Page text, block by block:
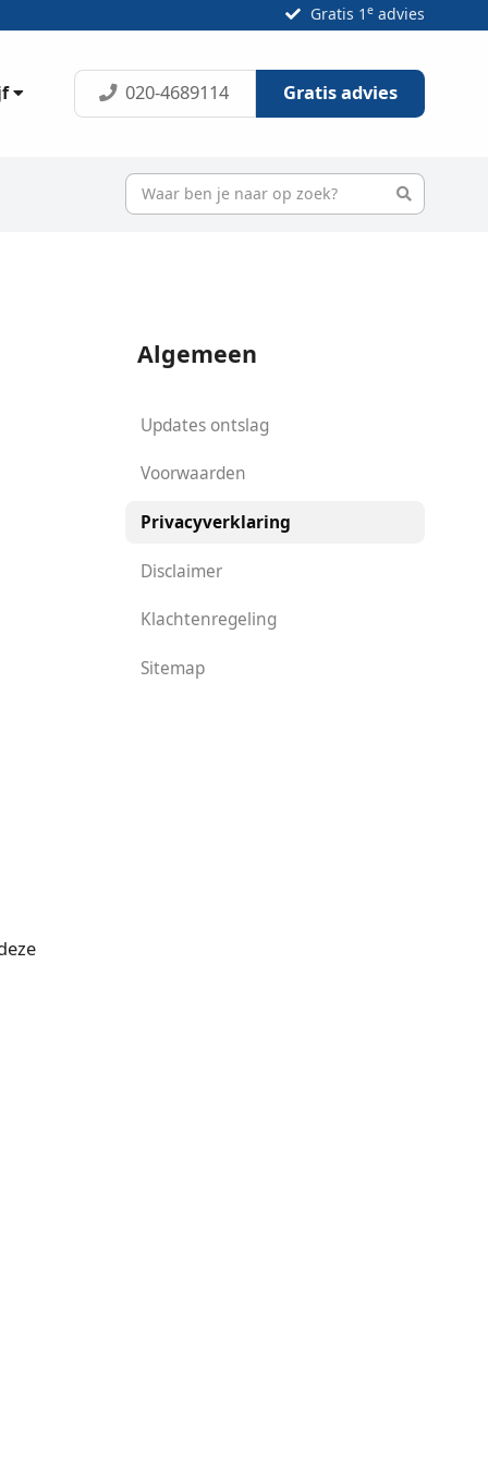
Gratis 1 eadvies
020-4689114 Gratis advies
Algemeen
Updates ontslag
Voorwaarden
Privacyverklaring
Disclaimer
Klachtenregeling
Sitemap